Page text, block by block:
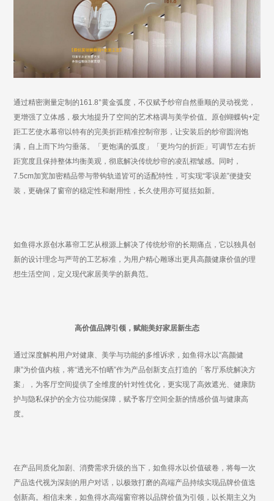
通过精密测量定制的161.8°黄金弧度，不仅赋予纱帘自然垂顺的灵动视觉，
更增强了立体感，极大地提升了空间的艺术格调与美学价值。 原创蝴蝶钩+定
距工艺使水幕帘以特有的完美折距精准控制帘形，让安装后的纱帘圆润饱
满，自上而下均匀垂落。
「更饱满的弧度」「更均匀的折距」可调节左右折
距宽度且保持整体均衡美观，彻底解决传统纱帘的凌乱褶皱感。同时，
7.5cm加宽加密精品带与带钩轨道皆可的适配特性，可实现“零误差”便捷安
装，更确保了窗帘的稳定性和耐用性，长久使用亦可挺括如新。
如鱼得水原创水幕帘工艺从根源上解决了传统纱帘的长期痛点，它以独具创
新的设计理念与严苛的工艺标准，为用户精心雕琢出更具高颜健康价值的理
想生活空间，定义现代家居美学的新典范。
高价值品牌引领，赋能美好家居新生态
通过深度解构用户对健康、美学与功能的多维诉求，如鱼得水以“高颜健
康”为价值内核，将“透光不怕晒”作为产品创新支点打造的「客厅系统解决方
案」，为客厅空间提供了全维度的针对性优化，更实现了高效遮光、健康防
护与隐私保护的全方位功能保障，赋予客厅空间全新的情感价值与健康高
度。
在产品同质化加剧、消费需求升级的当下，如鱼得水以价值破卷，将每一次
产品迭代视为深刻的用户对话，以极致打磨的高端产品持续实现品牌价值迭
创新高。相信未来，如鱼得水高端窗帘将以品牌价值为引领，以长期主义为